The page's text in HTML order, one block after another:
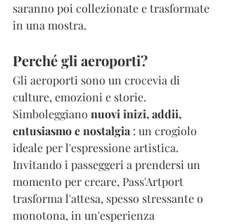
saranno poi collezionate e trasformate
in una mostra.
Perché gli aeroporti?
Gli aeroporti sono un crocevia di
culture, emozioni e storie.
Simboleggiano nuovi inizi, addii,
entusiasmo e nostalgia : un crogiolo
ideale per l'espressione artistica.
Invitando i passeggeri a prendersi un
momento per creare, Pass'Artport
trasforma l'attesa, spesso stressante o
monotona, in un'esperienza